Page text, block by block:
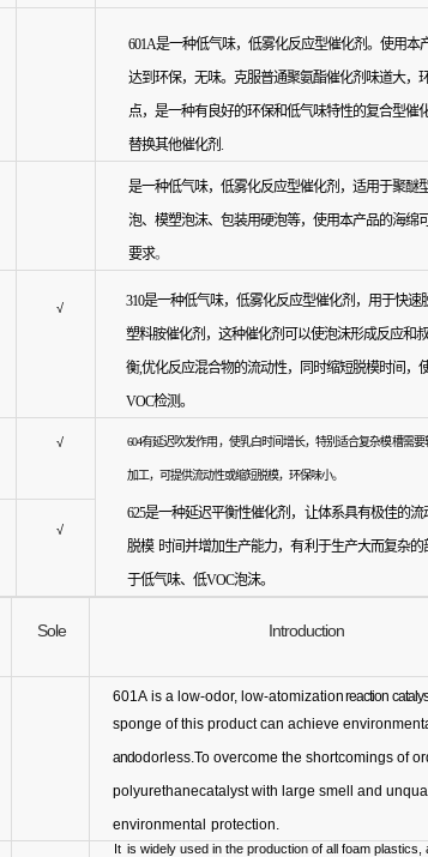
601A是一种低气味，低雾化反应型催化剂。使用本
达到环保，无味。 克服普通聚氨酯催化剂味道大，
点，是一种有良好的环保和低气味特性的复合型催
替换其他催化剂.
是一种低气味，低雾化反应型催化剂，适用于聚醚
泡、 模塑泡沫、包装用硬泡等，使用本产品的海绵
要求。
√
310是一种低气味，低雾化反应型催化剂，用于快速
塑料胺催化剂， 这种催化剂可以使泡沫形成反应和
衡,优化反应混合物的流动性，同时缩短脱模时间，
VOC检测。
√ 604有延迟吹发作用，使乳白时间增长，特别适合复杂模槽需要
加工，可提供流动性或缩短脱模，环保味小。
625是一种延迟平衡性催化剂，让体系具有极佳的流
脱模 时间并增加生产能力，有利于生产大而复杂的
于低气味、低VOC泡沫。
√
Sole Introduction
601A is a low-odor, low-atomization reaction
sponge of this product can achieve
andodorless.To overcome the shortcomings of
polyurethanecatalyst with large smell and
environmental protection.
It is widely used in the production of all foam plastics,